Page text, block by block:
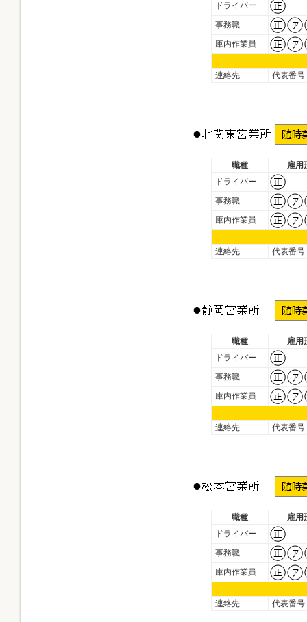
ドライバー
事務職
庫内作業員
連絡先 代表番号
職種
雇用
ドライバー
事務職
庫内作業員
連絡先 代表番号
職種
雇用
ドライバー
事務職
庫内作業員
連絡先 代表番号
職種
雇用
ドライバー
事務職
庫内作業員
連絡先 代表番号